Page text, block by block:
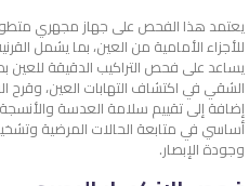
يعتمد هذا الفحص على جهاز مجهري متطور
للأجزاء الأمامية من العين، بما يشمل
يساعد على فحص التراكيب الدقيقة
الشقي في اكتشاف التهابات العين، وقرح
إضافة إلى تقييم سلامة العدسة
أساسي في متابعة الحالات المرضية
وجودة الإبصار.